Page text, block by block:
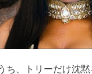
ち、トリーだけ沈黙